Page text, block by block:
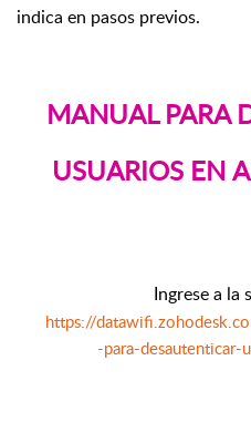
indica en pasos previos.
MANUAL PARA
USUARIOS EN
Ingrese a la
https://
-para-desautenticar-